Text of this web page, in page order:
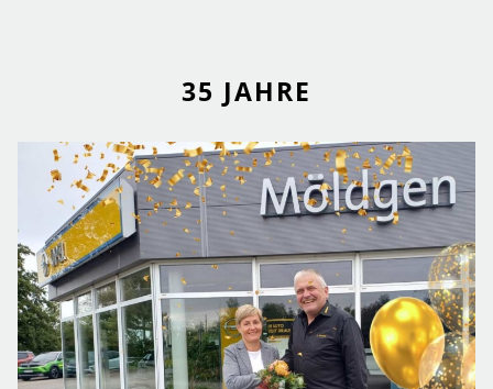
35 JAHRE